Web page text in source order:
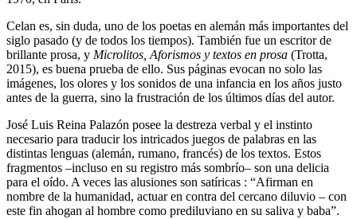
Celan es, sin duda, uno de los poetas en alemán más importantes del
siglo pasado (y de todos los tiempos). También fue un escritor de
brillante prosa, y Microlitos, Aforismos y textos en prosa (Trotta,
2015), es buena prueba de ello. Sus páginas evocan no solo las
imágenes, los olores y los sonidos de una infancia en los años justo
antes de la guerra, sino la frustración de los últimos días del autor.
José Luis Reina Palazón posee la destreza verbal y el instinto
necesario para traducir los intricados juegos de palabras en las
distintas lenguas (alemán, rumano, francés) de los textos. Estos
fragmentos –incluso en su registro más sombrío– son una delicia
para el oído. A veces las alusiones son satíricas : “Afirman en
nombre de la humanidad, actuar en contra del cercano diluvio – con
este fin ahogan al hombre como prediluviano en su saliva y baba”.